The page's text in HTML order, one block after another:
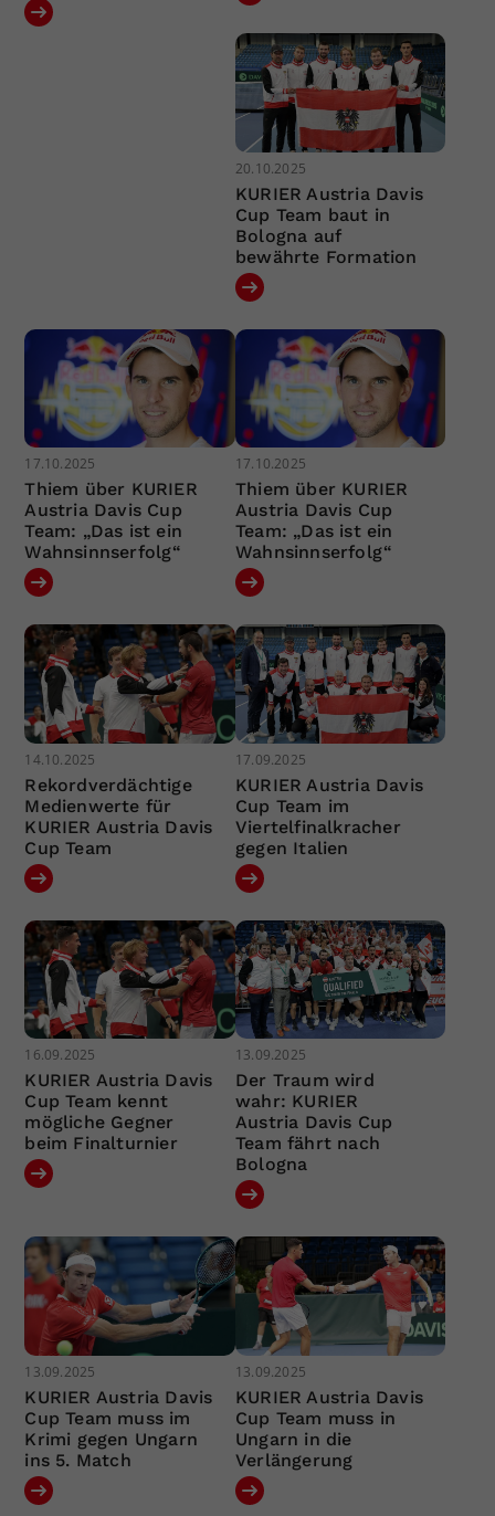
20.10.2025
KURIER Austria Davis
Cup Team baut in
Bologna auf
bewährte Formation
17.10.2025
Thiem über KURIER
Austria Davis Cup
Team: „Das ist ein
Wahnsinnserfolg“
17.10.2025
Thiem über KURIER
Austria Davis Cup
Team: „Das ist ein
Wahnsinnserfolg“
14.10.2025
Rekordverdächtige
Medienwerte für
KURIER Austria Davis
Cup Team
17.09.2025
KURIER Austria Davis
Cup Team im
Viertelfinalkracher
gegen Italien
16.09.2025
KURIER Austria Davis
Cup Team kennt
mögliche Gegner
beim Finalturnier
13.09.2025
Der Traum wird
wahr: KURIER
Austria Davis Cup
Team fährt nach
Bologna
13.09.2025
KURIER Austria Davis
Cup Team muss im
Krimi gegen Ungarn
ins 5. Match
13.09.2025
KURIER Austria Davis
Cup Team muss in
Ungarn in die
Verlängerung